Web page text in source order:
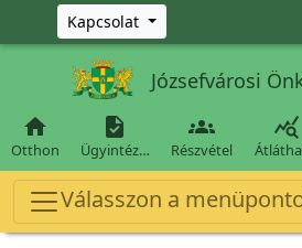
Ugrás a fő tartalomra
Kapcsolat
Józsefvárosi

Otthon

Ügyintéz…

Részvétel

Válasszon a